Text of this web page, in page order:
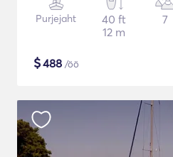
Purjejaht
40 ft
12 m
7
$488 /öö